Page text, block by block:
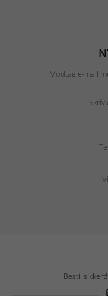
Modtag e-mail
Bestil sikkert!